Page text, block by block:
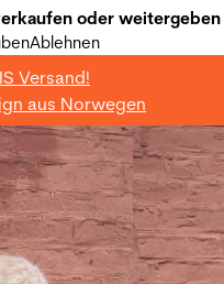
oder weitergeben
Ablehnen
Versand!
aus Norwegen